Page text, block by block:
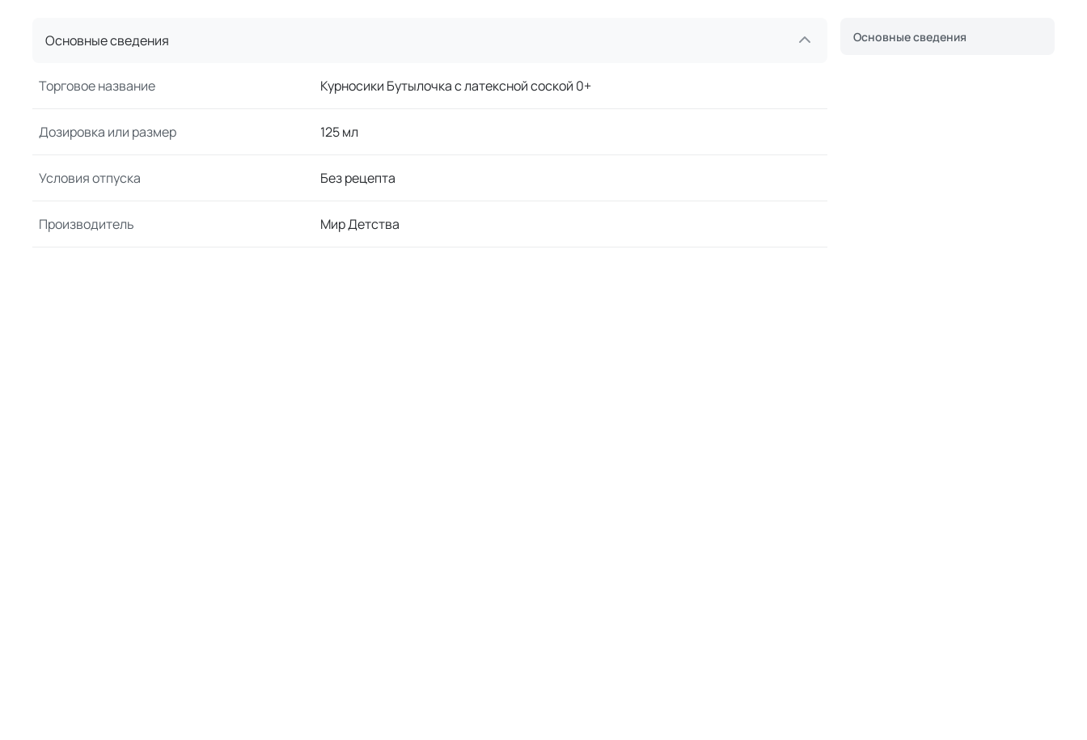
Основные сведения
Торговое название Курносики Бутылочка с латексной соской 0+
Дозировка или размер 125 мл
Условия отпуска Без рецепта
Производитель Мир Детства
Основные сведения